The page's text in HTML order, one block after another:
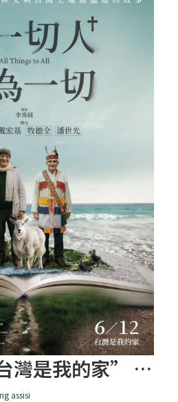
新片預告 “台灣是我的家” – 一生的守護與關懷， 神父與台灣土地最温暖的故事
assisi